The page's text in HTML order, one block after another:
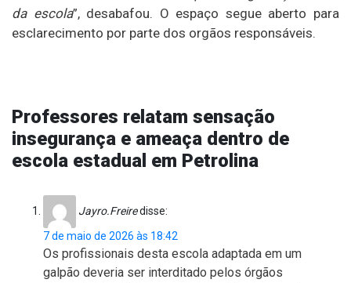
da escola”, desabafou. O espaço segue aberto para
esclarecimento por parte dos orgãos responsáveis.
Professores relatam sensação
insegurança e ameaça dentro de
escola estadual em Petrolina
Jayro.Freiredisse:
7 de maio de 2026 às 18:42
Os profissionais desta escola adaptada em um
galpão deveria ser interditado pelos órgãos